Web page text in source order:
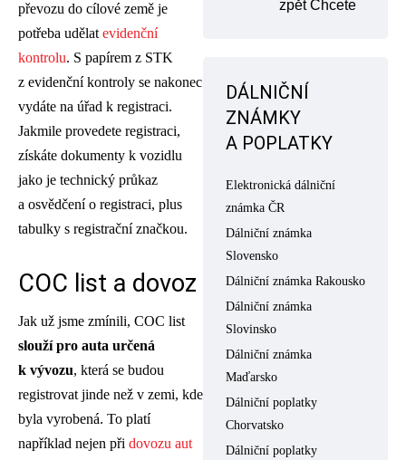
převozu do cílové země je
potřeba udělat evidenční
kontrolu. S papírem z STK
z evidenční kontroly se nakonec
vydáte na úřad k registraci.
Jakmile provedete registraci,
získáte dokumenty k vozidlu
jako je technický průkaz
a osvědčení o registraci, plus
tabulky s registrační značkou.
COC list a dovoz
Jak už jsme zmínili, COC list
slouží pro auta určená
k vývozu, která se budou
registrovat jinde než v zemi, kde
byla vyrobená. To platí
například nejen při dovozu aut
zpět Chcete
DÁLNIČNÍ
ZNÁMKY
A POPLATKY
Elektronická dálniční
známka ČR
Dálniční známka
Slovensko
Dálniční známka Rakousko
Dálniční známka
Slovinsko
Dálniční známka
Maďarsko
Dálniční poplatky
Chorvatsko
Dálniční poplatky